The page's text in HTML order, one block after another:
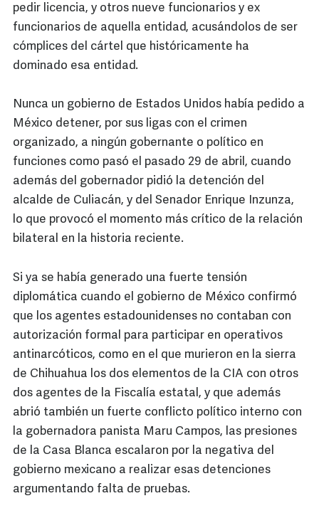
pedir licencia, y otros nueve funcionarios y ex
funcionarios de aquella entidad, acusándolos de ser
cómplices del cártel que históricamente ha
dominado esa entidad.
Nunca un gobierno de Estados Unidos había pedido a
México detener, por sus ligas con el crimen
organizado, a ningún gobernante o político en
funciones como pasó el pasado 29 de abril, cuando
además del gobernador pidió la detención del
alcalde de Culiacán, y del Senador Enrique Inzunza,
lo que provocó el momento más crítico de la relación
bilateral en la historia reciente.
Si ya se había generado una fuerte tensión
diplomática cuando el gobierno de México confirmó
que los agentes estadounidenses no contaban con
autorización formal para participar en operativos
antinarcóticos, como en el que murieron en la sierra
de Chihuahua los dos elementos de la CIA con otros
dos agentes de la Fiscalía estatal, y que además
abrió también un fuerte conflicto político interno con
la gobernadora panista Maru Campos, las presiones
de la Casa Blanca escalaron por la negativa del
gobierno mexicano a realizar esas detenciones
argumentando falta de pruebas.